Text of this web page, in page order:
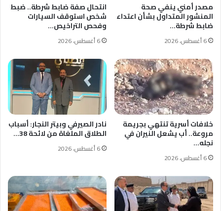
مصدر أمني ينفي صحة
المنشور المتداول بشأن اعتداء
ضابط شرطة…
6 أغسطس، 2026
انتحال صفة ضابط شرطة.. ضبط
شخص استوقف السيارات
وفحص التراخيص…
6 أغسطس، 2026
خلافات أسرية تنتهي بجريمة
مروعة.. أب يشعل النيران في
نجله…
6 أغسطس، 2026
نادر الصيرفي وبيتر النجار: أسباب
الطلاق الملغاة من لائحة 38…
6 أغسطس، 2026